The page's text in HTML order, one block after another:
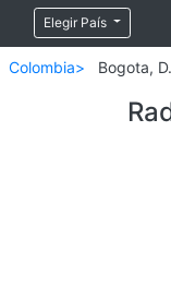
Elegir País
Colombia> Bogota,